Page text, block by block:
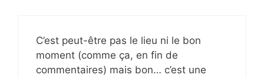
C’est peut-être pas le lieu ni le bon
moment (comme ça, en fin de
commentaires) mais bon… c’est une